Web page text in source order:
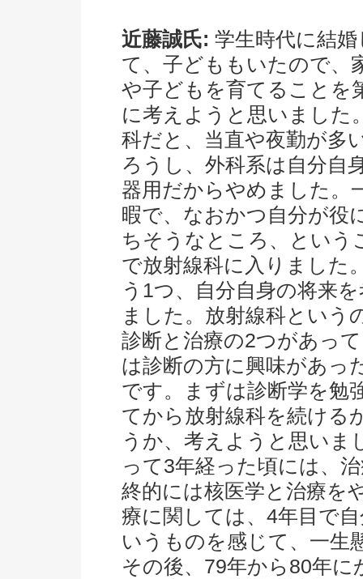
近藤誠氏: 学生時代に結婚
て、子どももいたので、
や子どもを育てることを
に考えようと思いました
科だと、当直や夜勤が多
ろうし、外科系は自分自
器用だからやめました。
暇で、なおかつ自分が役
ちそうなところ、という
で放射線科に入りました
う1つ、自分自身の将来
ました。放射線科という
診断と治療の2つがあっ
は診断の方に興味があっ
です。まずは診断学を勉
てから放射線科を続ける
うか、考えようと思いま
って3年経った頃には、
終的には核医学と治療を
療に関しては、4年目で
いうものを感じて、一生
その後、79年から80年